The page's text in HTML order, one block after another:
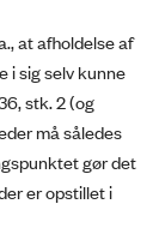
at afholdelse af
i sig selv kunne
stk. 2 (og
må således
gør det
er opstillet i